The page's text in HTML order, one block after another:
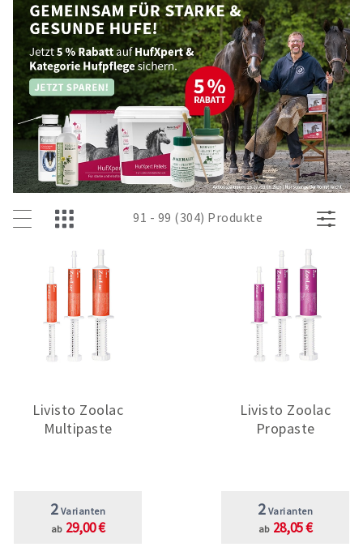
91 - 99 (304) Produkte
Livisto Zoolac
Multipaste
2 Varianten
ab 29,00 €
Livisto Zoolac
Propaste
2 Varianten
ab 28,05 €